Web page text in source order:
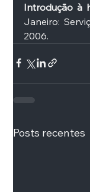
Introdução à
Janeiro:
2006.
Posts recentes